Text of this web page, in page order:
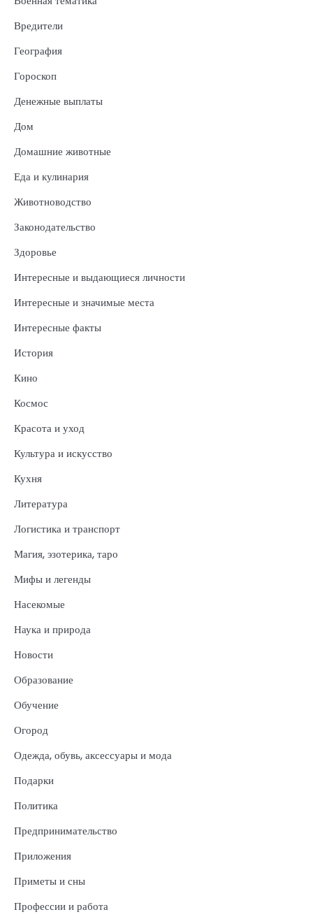
Вредители
География
Гороскоп
Денежные выплаты
Дом
Домашние животные
Еда и кулинария
Животноводство
Законодательство
Здоровье
Интересные и выдающиеся личности
Интересные и значимые места
Интересные факты
История
Кино
Космос
Красота и уход
Культура и искусство
Кухня
Литература
Логистика и транспорт
Магия, эзотерика, таро
Мифы и легенды
Насекомые
Наука и природа
Новости
Образование
Обучение
Огород
Одежда, обувь, аксессуары и мода
Подарки
Политика
Предпринимательство
Приложения
Приметы и сны
Профессии и работа